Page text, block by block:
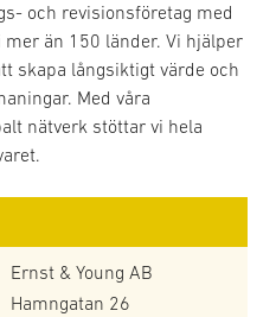
och revisionsföretag med
än 150 länder. Vi hjälper
skapa långsiktigt värde och
Med våra
nätverk stöttar vi hela
Ernst & Young AB
Hamngatan 26